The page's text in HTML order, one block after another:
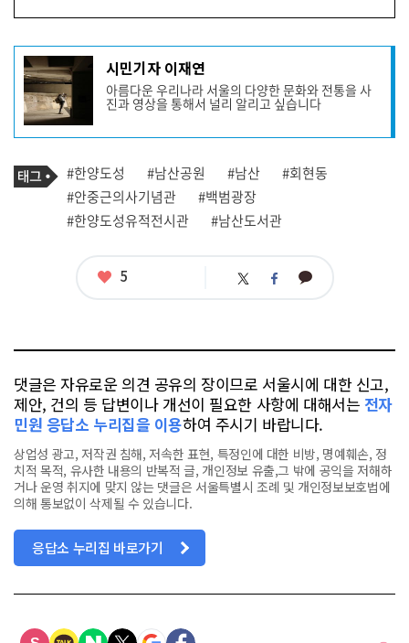
기
사
작
성
자
프
필
시민기자 이재연
아름다운 우리나라 서울의 다양한 문화와 전통을 사
진과 영상을 통해서 널리 알리고 싶습니다
기
사
관
련
태
태
그
#한양도성 #남산공원 #남산
#회현동
#안중근의사기념관
#백범광장
#한양도성유적전시관
#남산도서관
좋
5 트 페 카
댓글은 자유로운 의견 공유의 장이므로 서울시에 대한 신고,
제안, 건의 등 답변이나 개선이 필요한 사항에 대해서는 전자
민원 응답소 누리집을 이용하여 주시기 바랍니다.
상업성 광고, 저작권 침해, 저속한 표현, 특정인에 대한 비방, 명예훼손, 정
치적 목적, 유사한 내용의 반복적 글, 개인정보 유출,그 밖에 공익을 저해하
거나 운영 취지에 맞지 않는 댓글은 서울특별시 조례 및 개인정보보호법에
의해 통보없이 삭제될 수 있습니다.
응답소 누리집 바로가기